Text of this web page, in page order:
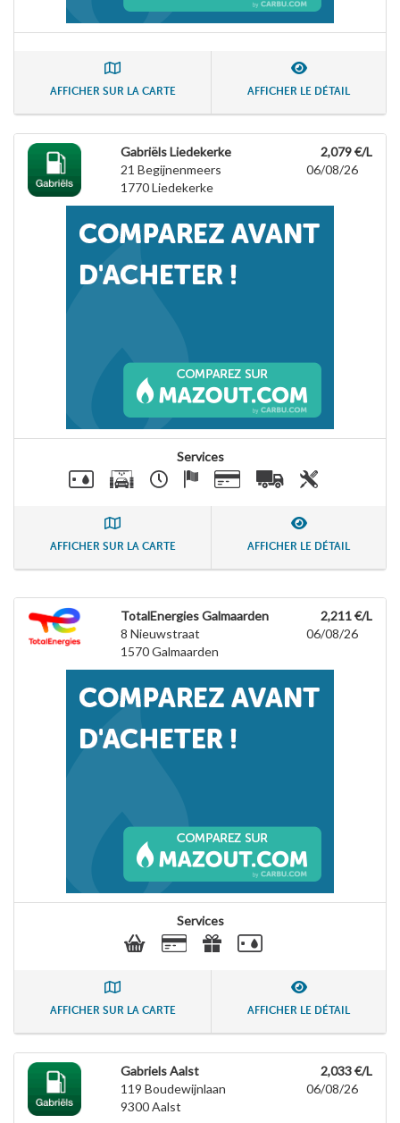
AFFICHER SUR LA CARTE AFFICHER LE DÉTAIL
Gabriëls Liedekerke
21 Begijnenmeers
1770Liedekerke
2,079 €/L
06/08/26
Services
AFFICHER SUR LA CARTE AFFICHER LE DÉTAIL
TotalEnergies Galmaarden
8 Nieuwstraat
1570Galmaarden
2,211 €/L
06/08/26
Services
AFFICHER SUR LA CARTE AFFICHER LE DÉTAIL
Gabriels Aalst
119 Boudewijnlaan
9300Aalst
2,033 €/L
06/08/26